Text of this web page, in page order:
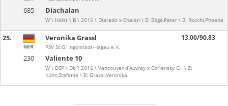
685 Diachalan
W \ Holst \ B \ 2016 \ Diarado x Chalan \ Z: Böge,Peter \ B: Rocchi,Phoebe
25.
230 Valiente 10
W \ DSP \ Db \ 2016 \ Vancouver d'Auvray x Corlensky G I \ Z:
Kühn,Stefanie \ B: Grassl,Veronika
GER
Veronika Grassl
PSV St.G. Ingolstadt-Hagau e.V.
13.00/90.83